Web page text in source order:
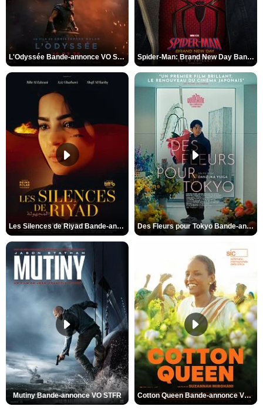
L'Odyssée Bande-annonce VO STFR Spider-Man: Brand New Day Bande-annonce VO STFR
Les Silences de Riyad Bande-annonce VO STFR Des Fleurs pour Tokyo Bande-annonce VO STFR
Mutiny Bande-annonce VO STFR Cotton Queen Bande-annonce VO STFR